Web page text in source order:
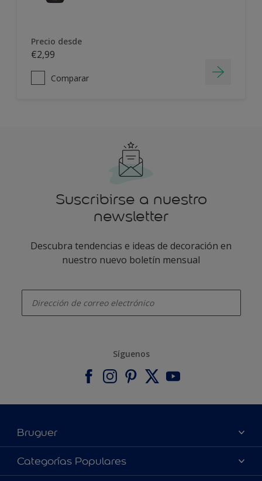
Precio desde
€2,99
Comparar
Suscribirse a nuestro
newsletter
Descubra tendencias e ideas de decoración en
nuestro nuevo boletín mensual
Síguenos
Bruguer
Acerca de Bruguer
Contacta con nosotros
Categorías Populares